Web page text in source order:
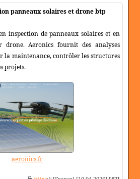
panneaux solaires et drone btp
inspection de panneaux solaires et en
Aeronics fournit des analyses
la maintenance, contrôler les structures
projets.
aeronics.fr